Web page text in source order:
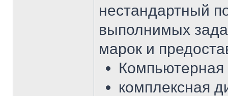
нестандартный
выполнимых
марок и
Компьютерная
комплексная